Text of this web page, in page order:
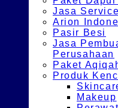
Jasa
Arion
Pasir Besi
Jasa
Perusahaan
Paket
Produk
Makeup